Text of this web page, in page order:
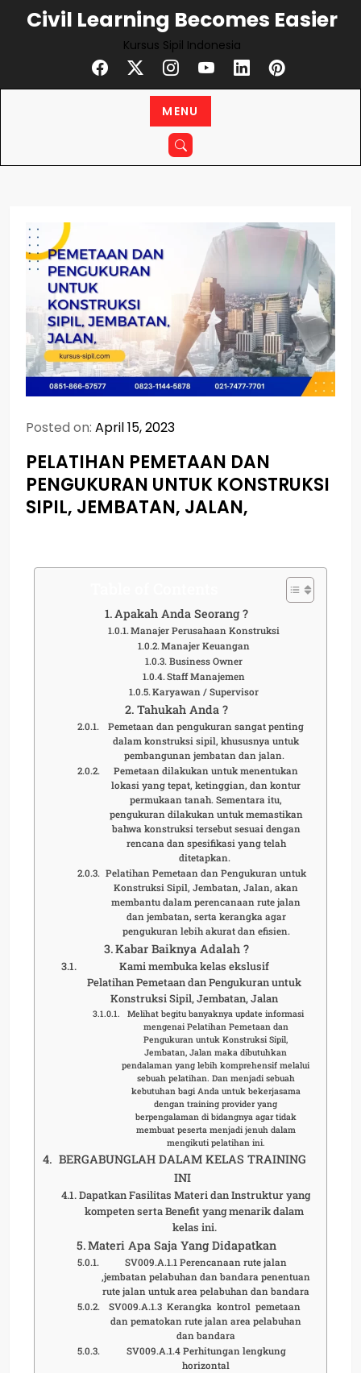
Civil Learning Becomes Easier
Kursus Sipil Indonesia
MENU
Posted on: April 15, 2023
PELATIHAN PEMETAAN DAN
PENGUKURAN UNTUK KONSTRUKSI
SIPIL, JEMBATAN, JALAN,
Apakah Anda Seorang ?
Manajer Perusahaan Konstruksi
Manajer Keuangan
Business Owner
Staff Manajemen
Karyawan / Supervisor
Tahukah Anda ?
Pemetaan dan pengukuran sangat penting
dalam konstruksi sipil, khususnya untuk
pembangunan jembatan dan jalan.
Pemetaan dilakukan untuk menentukan
lokasi yang tepat, ketinggian, dan kontur
permukaan tanah. Sementara itu,
pengukuran dilakukan untuk memastikan
bahwa konstruksi tersebut sesuai dengan
rencana dan spesifikasi yang telah
ditetapkan.
Pelatihan Pemetaan dan Pengukuran untuk
Konstruksi Sipil, Jembatan, Jalan, akan
membantu dalam perencanaan rute jalan
dan jembatan, serta kerangka agar
pengukuran lebih akurat dan efisien.
Kabar Baiknya Adalah ?
Kami membuka kelas ekslusif
Pelatihan Pemetaan dan Pengukuran untuk
Konstruksi Sipil, Jembatan, Jalan
Melihat begitu banyaknya update informasi
mengenai Pelatihan Pemetaan dan
Pengukuran untuk Konstruksi Sipil,
Jembatan, Jalan maka dibutuhkan
pendalaman yang lebih komprehensif melalui
sebuah pelatihan. Dan menjadi sebuah
kebutuhan bagi Anda untuk bekerjasama
dengan training provider yang
berpengalaman di bidangnya agar tidak
membuat peserta menjadi jenuh dalam
mengikuti pelatihan ini.
BERGABUNGLAH DALAM KELAS TRAINING
INI
Dapatkan Fasilitas Materi dan Instruktur yang
kompeten serta Benefit yang menarik dalam
kelas ini.
Materi Apa Saja Yang Didapatkan
SV009.A.1.1 Perencanaan rute jalan
,jembatan pelabuhan dan bandara penentuan
rute jalan untuk area pelabuhan dan bandara
SV009.A.1.3 Kerangka kontrol pemetaan
dan pematokan rute jalan area pelabuhan
dan bandara
SV009.A.1.4 Perhitungan lengkung
horizontal